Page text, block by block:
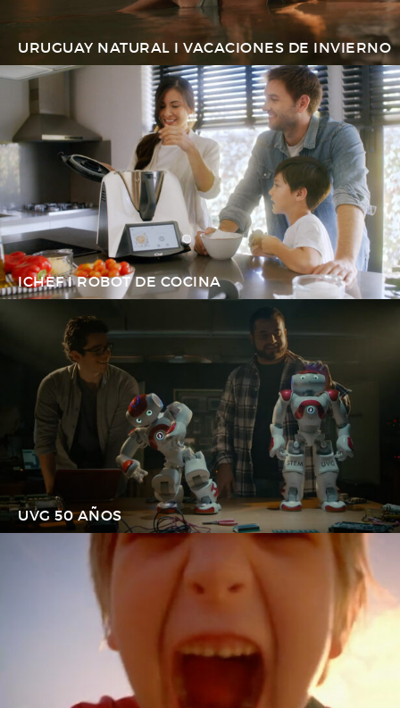
URUGUAY NATURAL I VACACIONES DE INVIERNO
ICHEF I ROBOT DE COCINA
UVG 50 AÑOS